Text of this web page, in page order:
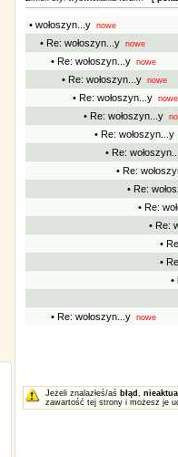
• wołoszyn...ynowe
• Re: wołoszyn...ynowe
• Re: wołoszyn...ynowe
• Re: wołoszyn...ynowe
• Re: wołoszyn...ynowe
• Re: wołoszyn...y
• Re: wołoszyn...y
• Re:
• Re:
• Re:
• Re:
• Re:
•
•
•
• Re: wołoszyn...ynowe
Jeżeli znalazłeś/aś błąd ,
zawartość tej strony i możesz je